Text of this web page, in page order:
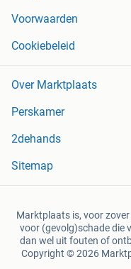
Voorwaarden
Cookiebeleid
Over Marktplaats
Perskamer
2dehands
Sitemap
Marktplaats is, voor
voor (gevolg)schade die
dan wel uit fouten of
Copyright © 2026